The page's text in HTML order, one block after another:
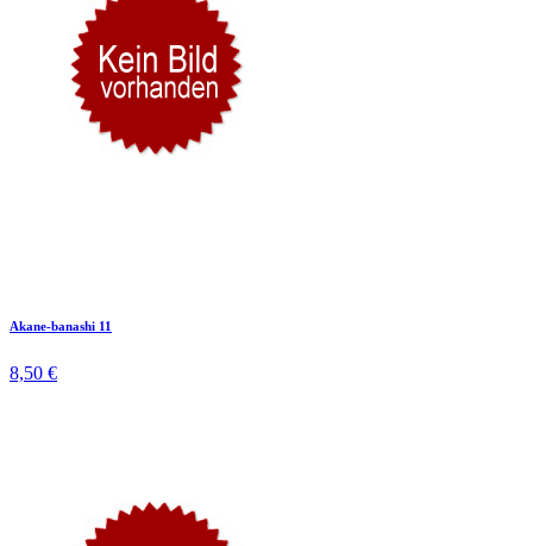
Akane-banashi 11
8,50 €